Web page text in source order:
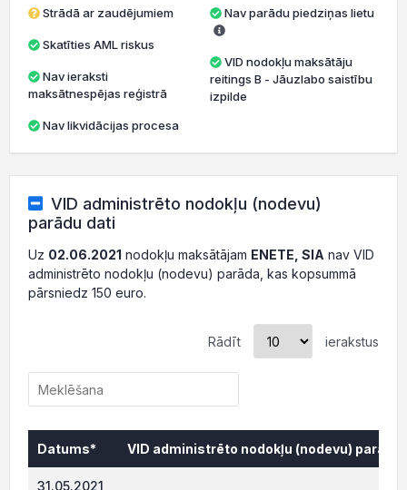
Strādā ar zaudējumiem
Skatīties AML riskus
maksātnespējas reģistrā
Nav likvidācijas procesa
Nav parādu piedziņas lietu
VID nodokļu maksātāju
reitings B - Jāuzlabo saistību
izpilde
VID administrēto nodokļu (nodevu)
parādu dati
Uz 02.06.2021 nodokļu maksātājam ENETE, SIA nav VID
administrēto nodokļu (nodevu) parāda, kas kopsummā
pārsniedz 150 euro.
Rādīt ierakstus
Datums*
VID administrēto nodokļu (nodevu)
31.05.2021